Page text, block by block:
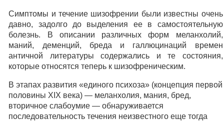
Симптомы и течение шизофрении были известны очень
давно, задолго до выделения ее в самостоятельную
болезнь. В описании различных форм меланхолий,
маний, деменций, бреда и галлюцинаций времен
античной литературы содержались и те состояния,
которые относятся теперь к шизофреническим.
В этапах развития «единого психоза» (концепция первой
половины XIX века) — меланхолия, мания, бред,
вторичное слабоумие — обнаруживается
последовательность течения неизвестного еще тогда